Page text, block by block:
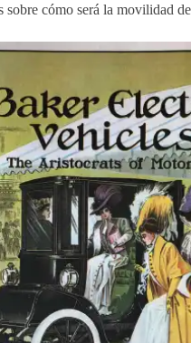
sobre cómo será la movilidad